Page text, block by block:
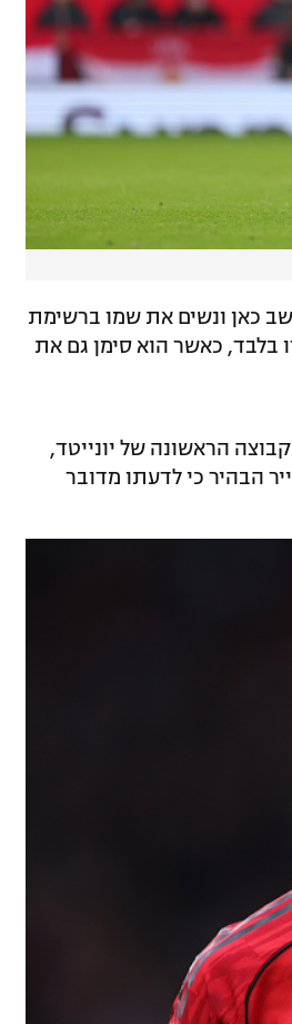
והצהיר: "אני מקווה שבעוד 10 או 15 שנים, נשב כאן ונשים את שמו ברשימת
בלבד, כאשר הוא סימן גם את
רשם 17 הופעות העונה בקבוצה הראשונה של יונייטד,
הבהיר כי לדעתו מדובר